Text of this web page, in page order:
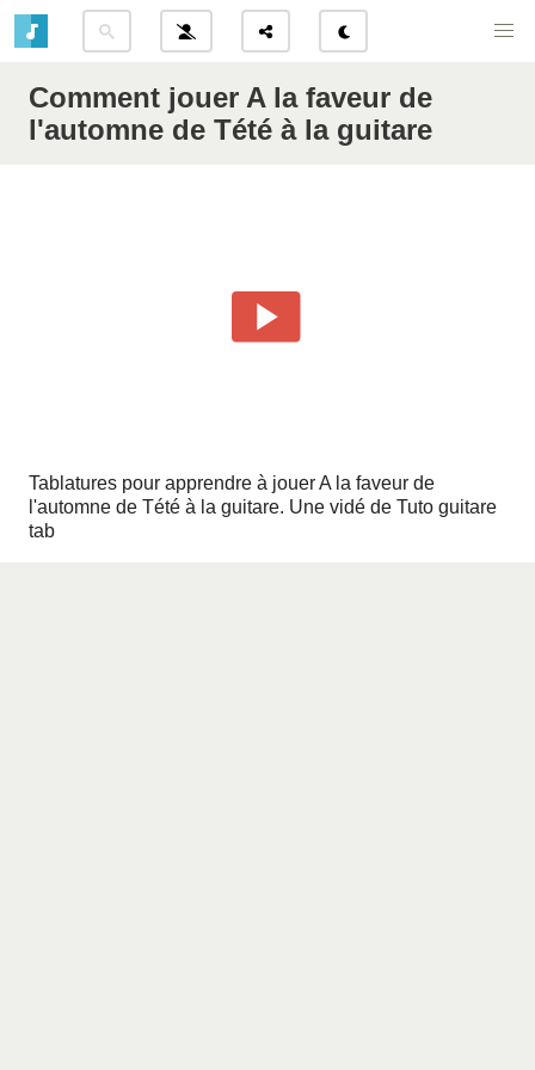
Comment jouer A la faveur de
l'automne de Tété à la guitare
Tablatures pour apprendre à jouer A la faveur de
l'automne de Tété à la guitare. Une vidé de Tuto guitare
tab